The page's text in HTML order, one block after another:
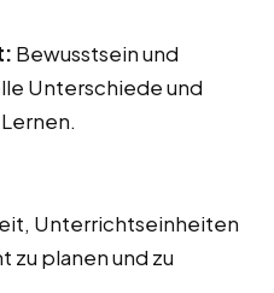
Bewusstsein und
Unterschiede und
Unterrichtseinheiten
zu planen und zu